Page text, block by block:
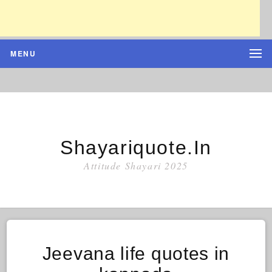
MENU
Shayariquote.in
Attitude Shayari 2025
Jeevana life quotes in